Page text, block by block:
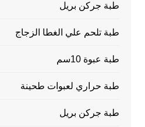
طبة جركن بريل
طبة تلحم علي الغطا الزجاج
طبة عبوة 10سم
طبة حراري لعبوات طحينة
طبة جركن بريل